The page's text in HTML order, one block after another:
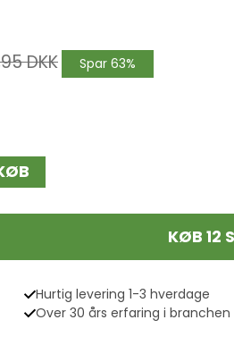
DKK Spar 63%
KØB 12
Hurtig levering 1-3 hverdage
Over 30 års erfaring i branchen